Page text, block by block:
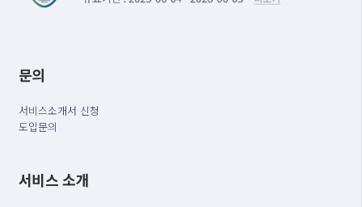
문의
서비스소개서 신청
도입문의
서비스 소개